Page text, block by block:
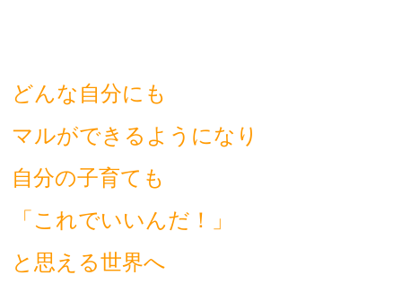
どんな自分にも
マルができるようになり
自分の子育ても
「これでいいんだ！」
と思える世界へ